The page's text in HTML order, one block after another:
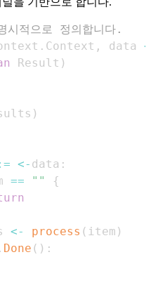
적으로 정의합니다.
. Context , data
Result )
)
<- data :
== ""
{
<- process ( item )
. Done ( ) :